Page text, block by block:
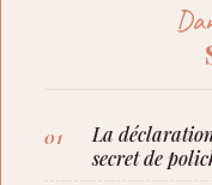
La
secret de